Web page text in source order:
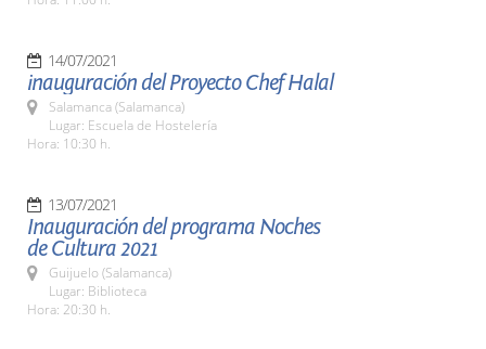
14/07/2021
inauguración del Proyecto Chef Halal
Salamanca (Salamanca)
Lugar: Escuela de Hostelería
Hora: 10:30 h.
13/07/2021
Inauguración del programa Noches
de Cultura 2021
Guijuelo (Salamanca)
Lugar: Biblioteca
Hora: 20:30 h.